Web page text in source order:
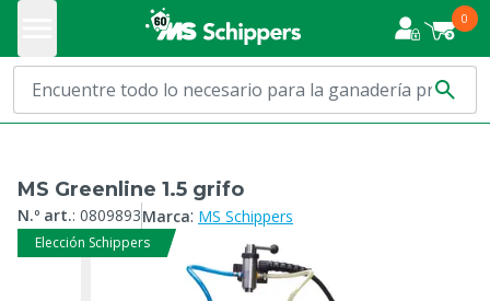
0
MS Greenline 1.5 grifo
N.º art.: 0809893Marca: MS Schippers
Elección Schippers